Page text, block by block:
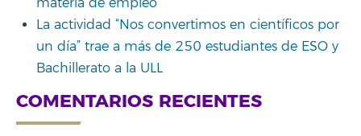
La actividad “Nos convertimos en científicos por
un día” trae a más de 250 estudiantes de ESO y
Bachillerato a la ULL
COMENTARIOS RECIENTES